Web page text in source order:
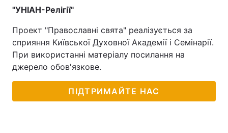
"УНІАН-Релігії"
Проект "Православні свята" реалізується за
сприяння Київської Духовної Академії і Семінарії.
При використанні матеріалу посилання на
джерело обов'язкове.
ПІДТРИМАЙТЕ НАС